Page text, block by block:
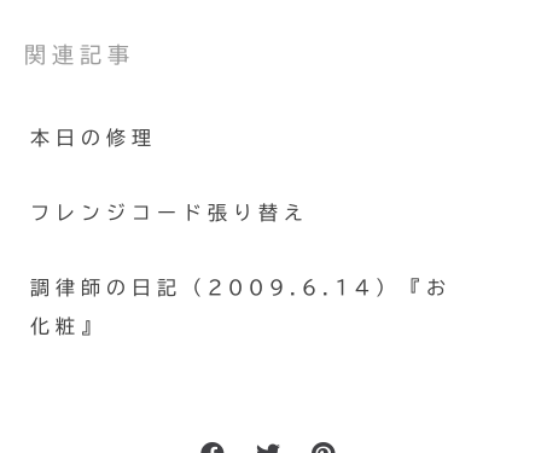
関連記事
本日の修理
フレンジコード張り替え
調律師の日記（2009.6.14）『お
化粧』